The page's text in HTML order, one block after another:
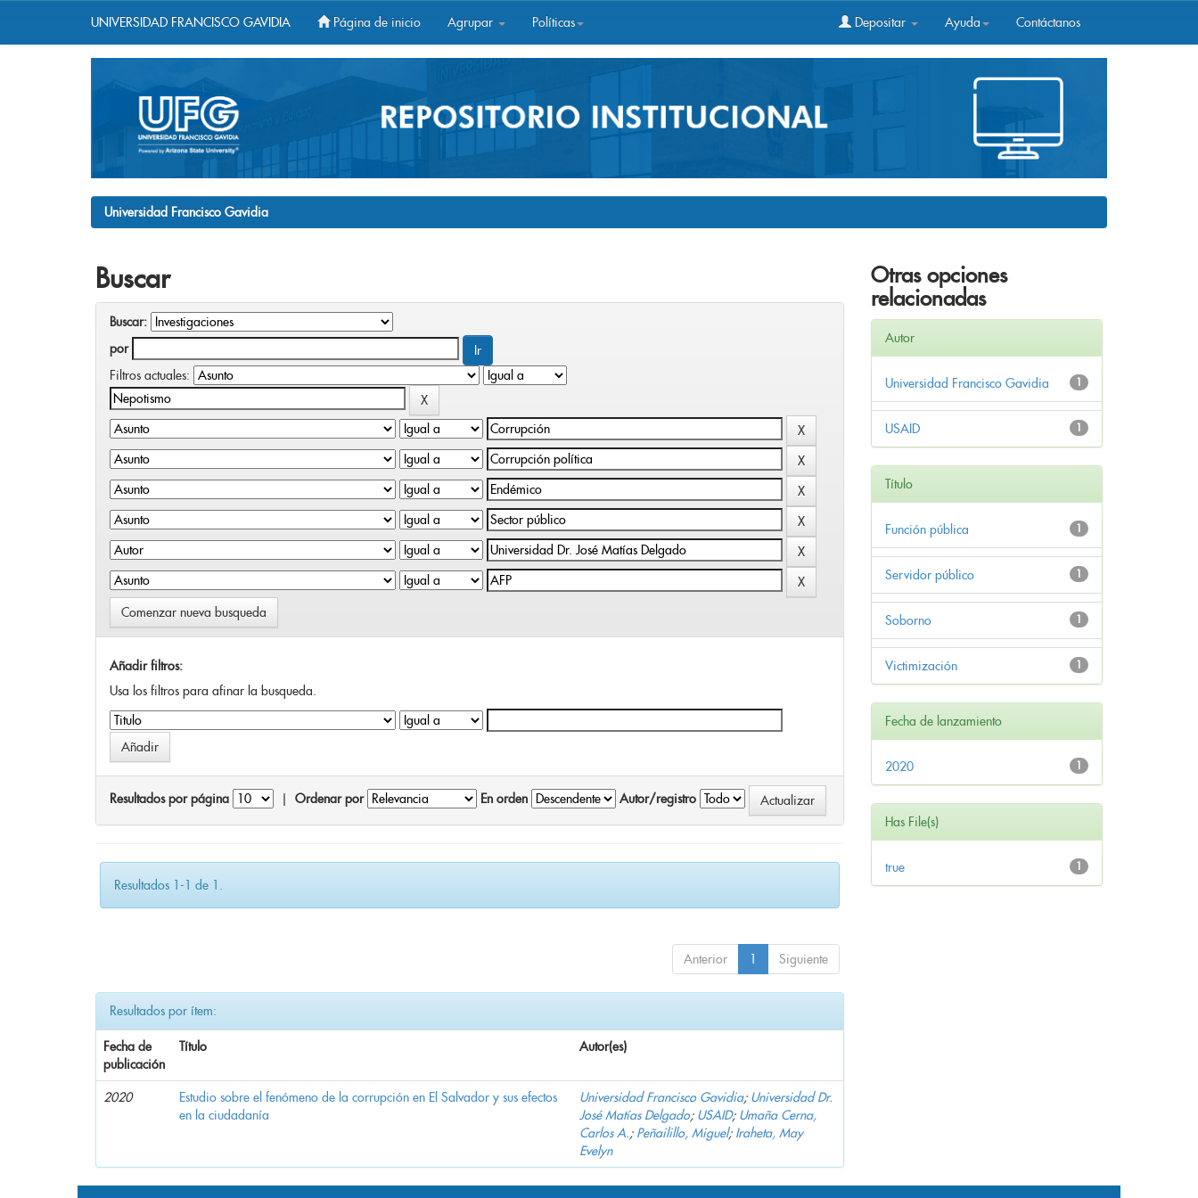
UNIVERSIDAD FRANCISCO GAVIDIA Página de inicio Agrupar Políticas Depositar Ayuda Contáctanos
Universidad Francisco Gavidia
Buscar
Buscar:
por
Filtros actuales:
Comenzar nueva busqueda
Añadir filtros:
Usa los filtros para afinar la busqueda.
Resultados por página Ordenar por En orden Autor/registro
Resultados 1-1 de 1.
Anterior 1 Siguiente
Resultados por ítem:
Fecha de
publicación
Título Autor(es)
2020
Estudio sobre el fenómeno de la corrupción en El Salvador y sus efectos
en la ciudadanía
Universidad Francisco Gavidia; Universidad Dr.
José Matías Delgado; USAID; Umaña Cerna,
Carlos A.; Peñailillo, Miguel; Iraheta, May
Evelyn
Otras opciones
relacionadas
Autor
1
Universidad Francisco Gavidia
1
USAID
Título
1
Función pública
1
Servidor público
1
Soborno
1
Victimización
Fecha de lanzamiento
1
2020
Has File(s)
1
true